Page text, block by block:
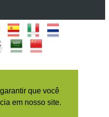
que você
em nosso site.